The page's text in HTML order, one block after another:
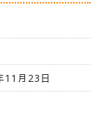
11月23日